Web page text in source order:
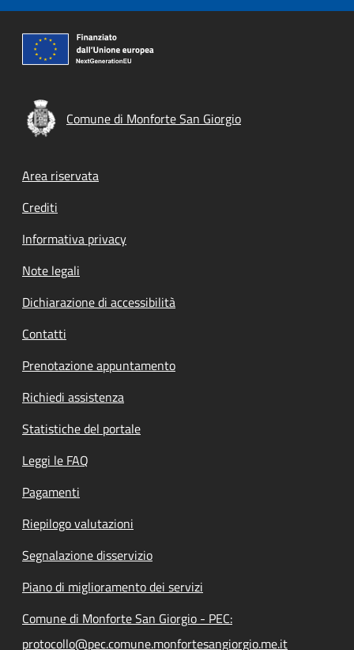
Comune di Monforte San Giorgio
Footer menu
Area riservata
Crediti
Informativa privacy
Note legali
Dichiarazione di accessibilità
Contatti
Prenotazione appuntamento
Richiedi assistenza
Statistiche del portale
Leggi le FAQ
Pagamenti
Riepilogo valutazioni
Segnalazione disservizio
Piano di miglioramento dei servizi
Comune di Monforte San Giorgio - PEC:
protocollo@pec.comune.monfortesangiorgio.me.it